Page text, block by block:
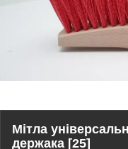
Мітла
держака [25]